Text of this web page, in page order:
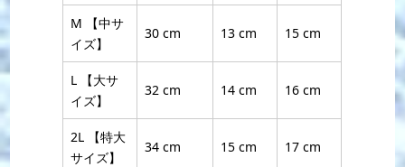
M 【中サ
イズ】
30 cm 13 cm 15 cm
L 【大サ
イズ】
32 cm 14 cm 16 cm
2L 【特大
サイズ】
34 cm 15 cm 17 cm